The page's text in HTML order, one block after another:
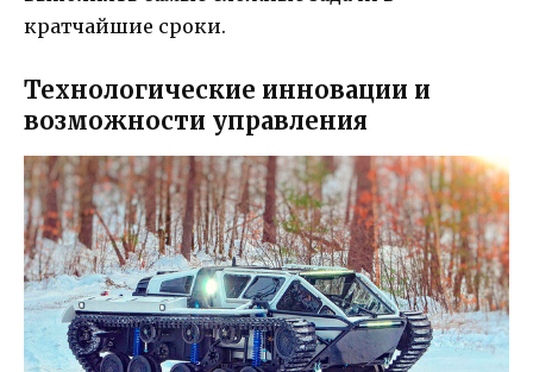
кратчайшие сроки.
Технологические инновации и
возможности управления